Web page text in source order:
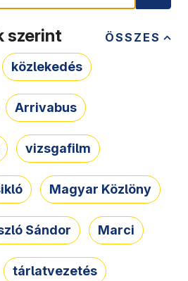
ÖSSZES
szerint
közlekedés
Arrivabus
vizsgafilm
Magyar Közlöny
Sándor Marci
tárlatvezetés